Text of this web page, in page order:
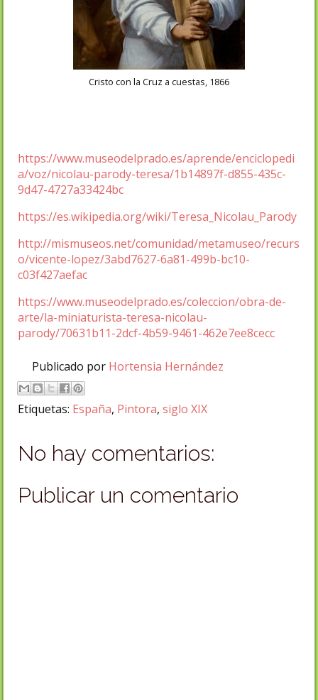
Cristo con la Cruz a cuestas, 1866
https://www.museodelprado.es/aprende/enciclopedi
a/voz/nicolau-parody-teresa/1b14897f-d855-435c-
9d47-4727a33424bc
https://es.wikipedia.org/wiki/Teresa_Nicolau_Parody
http://mismuseos.net/comunidad/metamuseo/recurs
o/vicente-lopez/3abd7627-6a81-499b-bc10-
c03f427aefac
https://www.museodelprado.es/coleccion/obra-de-
arte/la-miniaturista-teresa-nicolau-
parody/70631b11-2dcf-4b59-9461-462e7ee8cecc
Publicado por Hortensia Hernández
Etiquetas: España, Pintora, siglo XIX
No hay comentarios:
Publicar un comentario